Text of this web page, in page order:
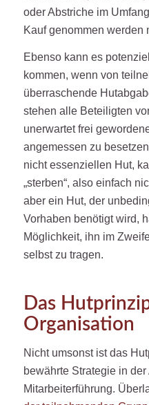
oder Abstriche im
Kauf genommen werden
Ebenso kann es
kommen, wenn von
überraschende
stehen alle Beteiligten
unerwartet frei
angemessen zu
nicht essenziellen Hut,
„sterben“, also einfach
aber ein Hut, der
Vorhaben benötigt wird,
Möglichkeit, ihn im
selbst zu tragen.
Das
Organisation
Nicht umsonst ist das
bewährte Strategie in
Mitarbeiterführung.